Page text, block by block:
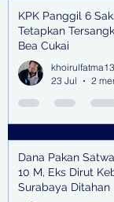
KPK Panggil 6
Tetapkan
Bea Cukai
khoirulfatma13
23 Jul
2
Dana Pakan
10 M, Eks Dirut
Surabaya Ditahan